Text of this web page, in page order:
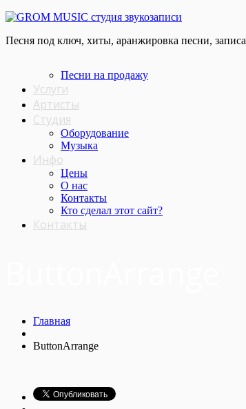
Песня под ключ, хиты, аранжировка песни,
Песни на продажу
Услуги
Артисты
Студия
Оборудование
Музыка
Инфо
Цены
О нас
Контакты
Кто сделал этот cайт?
Контакты
Главная
ButtonArrange